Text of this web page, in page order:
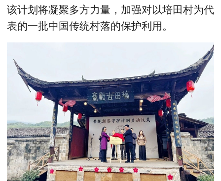
该计划将凝聚多方力量，加强对以培田村为代
表的一批中国传统村落的保护利用。